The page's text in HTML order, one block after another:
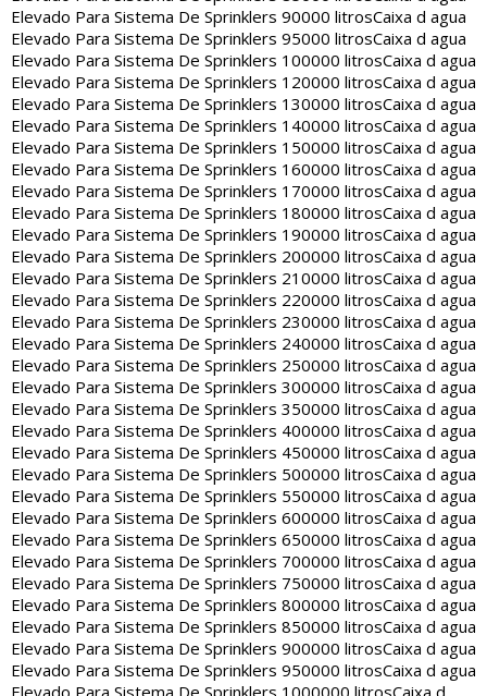
Elevado Para Sistema De Sprinklers 90000 litrosCaixa d agua
Elevado Para Sistema De Sprinklers 95000 litrosCaixa d agua
Elevado Para Sistema De Sprinklers 100000 litrosCaixa d agua
Elevado Para Sistema De Sprinklers 120000 litrosCaixa d agua
Elevado Para Sistema De Sprinklers 130000 litrosCaixa d agua
Elevado Para Sistema De Sprinklers 140000 litrosCaixa d agua
Elevado Para Sistema De Sprinklers 150000 litrosCaixa d agua
Elevado Para Sistema De Sprinklers 160000 litrosCaixa d agua
Elevado Para Sistema De Sprinklers 170000 litrosCaixa d agua
Elevado Para Sistema De Sprinklers 180000 litrosCaixa d agua
Elevado Para Sistema De Sprinklers 190000 litrosCaixa d agua
Elevado Para Sistema De Sprinklers 200000 litrosCaixa d agua
Elevado Para Sistema De Sprinklers 210000 litrosCaixa d agua
Elevado Para Sistema De Sprinklers 220000 litrosCaixa d agua
Elevado Para Sistema De Sprinklers 230000 litrosCaixa d agua
Elevado Para Sistema De Sprinklers 240000 litrosCaixa d agua
Elevado Para Sistema De Sprinklers 250000 litrosCaixa d agua
Elevado Para Sistema De Sprinklers 300000 litrosCaixa d agua
Elevado Para Sistema De Sprinklers 350000 litrosCaixa d agua
Elevado Para Sistema De Sprinklers 400000 litrosCaixa d agua
Elevado Para Sistema De Sprinklers 450000 litrosCaixa d agua
Elevado Para Sistema De Sprinklers 500000 litrosCaixa d agua
Elevado Para Sistema De Sprinklers 550000 litrosCaixa d agua
Elevado Para Sistema De Sprinklers 600000 litrosCaixa d agua
Elevado Para Sistema De Sprinklers 650000 litrosCaixa d agua
Elevado Para Sistema De Sprinklers 700000 litrosCaixa d agua
Elevado Para Sistema De Sprinklers 750000 litrosCaixa d agua
Elevado Para Sistema De Sprinklers 800000 litrosCaixa d agua
Elevado Para Sistema De Sprinklers 850000 litrosCaixa d agua
Elevado Para Sistema De Sprinklers 900000 litrosCaixa d agua
Elevado Para Sistema De Sprinklers 950000 litrosCaixa d agua